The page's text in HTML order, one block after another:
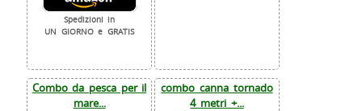
Spedizioni in
UN GIORNO e GRATIS
Combo da pesca per il
mare...
combo canna tornado
4 metri +...